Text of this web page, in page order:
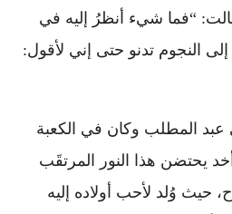
“فما شيء أنظرُ إليه في
إلى النجوم تدنو حتى إني لأقول:
عبد المطلب وكان في الكعبة
يحتضن هذا النور المرتقَب
حيث وُلد لأحب أولاده إليه